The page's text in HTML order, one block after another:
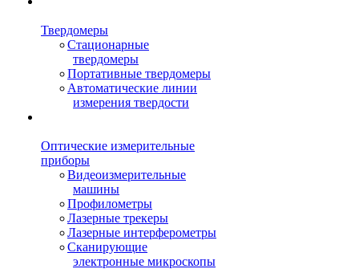
Твердомеры
Стационарные
твердомеры
Портативные твердомеры
Автоматические линии
измерения твердости
Оптические измерительные
приборы
Видеоизмерительные
машины
Профилометры
Лазерные трекеры
Лазерные интерферометры
Сканирующие
электронные микроскопы